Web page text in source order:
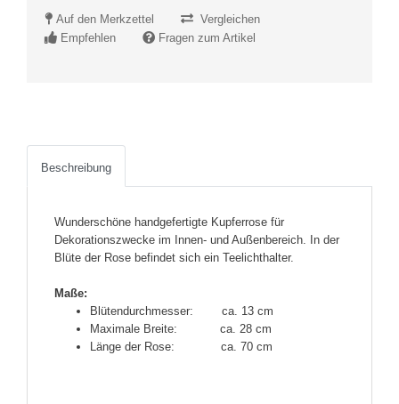
Auf den Merkzettel
Vergleichen
Empfehlen
Fragen zum Artikel
Beschreibung
Wunderschöne handgefertigte Kupferrose für
Dekorationszwecke im Innen- und Außenbereich. In der
Blüte der Rose befindet sich ein Teelichthalter.
Maße:
Blütendurchmesser: ca. 13 cm
Maximale Breite: ca. 28 cm
Länge der Rose: ca. 70 cm